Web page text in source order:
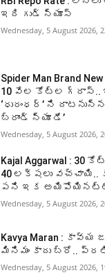
ఇది గుడ్ న్యూస్
Wednesday, 5 August 2026,
Spider Man Brand
10 వేల కోట్ల గ్రాస్..
‘ధురంధర్’ ని
బ్రాండ్ న్యూ డే’
Wednesday, 5 August 2026,
Kajal Aggarwal :
40 లక్షలు
పని ఇక
Wednesday, 5 August 2026,
Kavya Maran :
మినిమం కాదు బ్రో..
Wednesday, 5 August 2026,